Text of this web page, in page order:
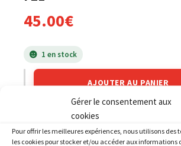
Gérer le consentement aux
cookies
Pour offrir les meilleures expériences, nous utilisons des
les cookies pour stocker et/ou accéder aux informations
45.00€
1 en stock
AJOUTER AU PANIER